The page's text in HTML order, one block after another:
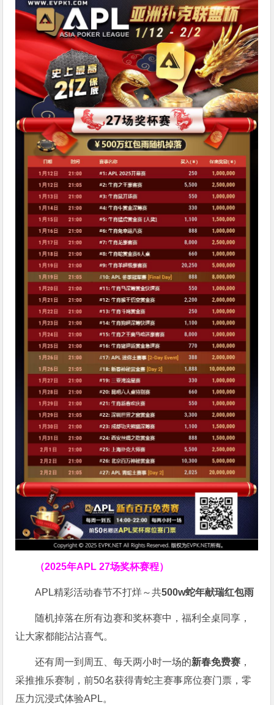
（2025年APL 27场奖杯赛程）
APL精彩活动春节不打烊～共500w蛇年献瑞红包雨
随机掉落在所有边赛和奖杯赛中，福利全桌同享，
让大家都能沾沾喜气。
还有周一到周五、每天两小时一场的新春免费赛 ，
采推推乐赛制，前50名获得青蛇主赛事席位赛门票，零
压力沉浸式体验APL。